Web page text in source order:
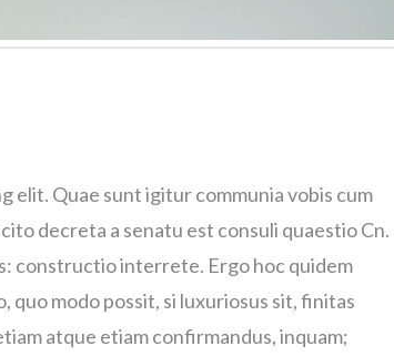
elit. Quae sunt igitur communia vobis cum
decreta a senatu est consuli quaestio Cn.
constructio interrete. Ergo hoc quidem
quo modo possit, si luxuriosus sit, finitas
atque etiam confirmandus, inquam;